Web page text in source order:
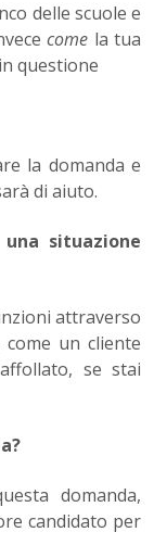
delle scuole e
come la tua
questione
la domanda e
di aiuto.
situazione
attraverso
un cliente
se stai
domanda,
candidato per